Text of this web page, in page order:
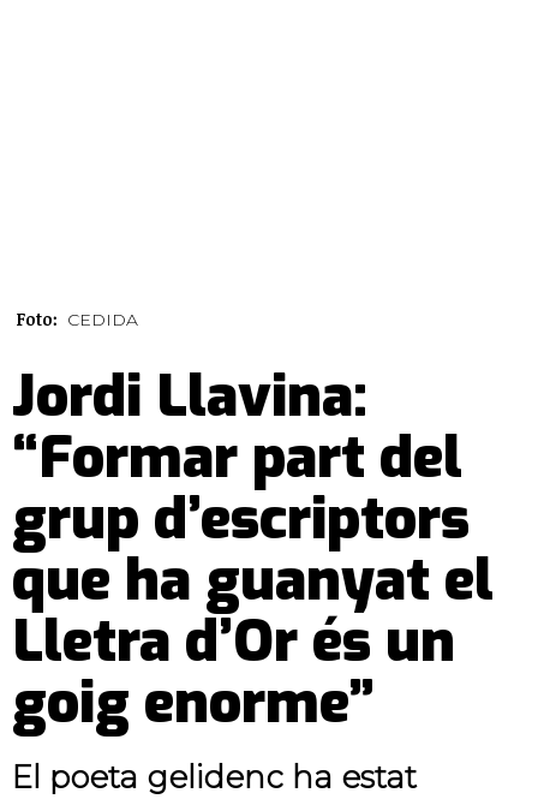
Foto: CEDIDA
Jordi Llavina:
“Formar part del
grup d’escriptors
que ha guanyat el
Lletra d’Or és un
goig enorme”
El poeta gelidenc ha estat